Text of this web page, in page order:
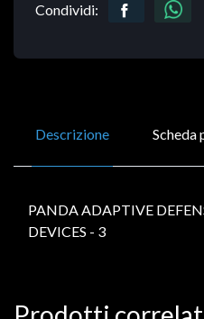
Condividi:
Descrizione
PANDA ADAPTIVE
DEVICES - 3